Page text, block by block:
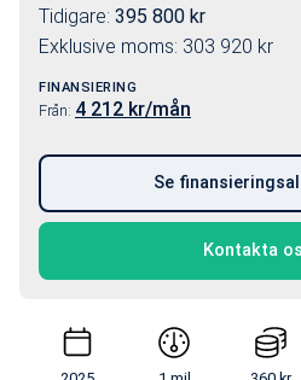
Tidigare: 395 800 kr
Exklusive moms: 303 920 kr
FINANSIERING
Från: 4 212 kr/mån
Se
Kontakta